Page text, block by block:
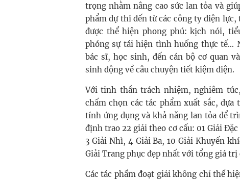
trọng nhằm nâng cao sức lan tỏa và
phẩm dự thi đến từ các công ty điện
được thể hiện phong phú: kịch nói,
phóng sự tái hiện tình huống thực tế…
bác sĩ, học sinh, đến cán bộ cơ quan
sinh động về câu chuyện tiết kiệm điện.
Với tinh thần trách nhiệm, nghiêm
chấm chọn các tác phẩm xuất sắc,
tính ứng dụng và khả năng lan tỏa để
định trao 22 giải theo cơ cấu: 01 Giải
3 Giải Nhì, 4 Giải Ba, 10 Giải Khuyến
Giải Trang phục đẹp nhất với tổng giá
Các tác phẩm đoạt giải không chỉ thể